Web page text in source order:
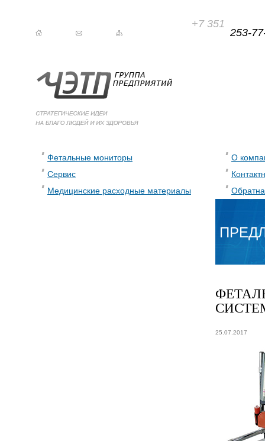
+7 351
253-
Фетальные мониторы
О
Сервис
Медицинские расходные материалы
25.07.2017